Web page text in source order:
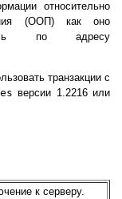
относительно
(OOП) как оно
по адресу
транзакции с
версии 1.2216 или
к серверу.